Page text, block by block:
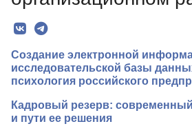
Контакты
Создание электронной
исследовательской базы
психология российского
Кадровый резерв:
и пути ее решения